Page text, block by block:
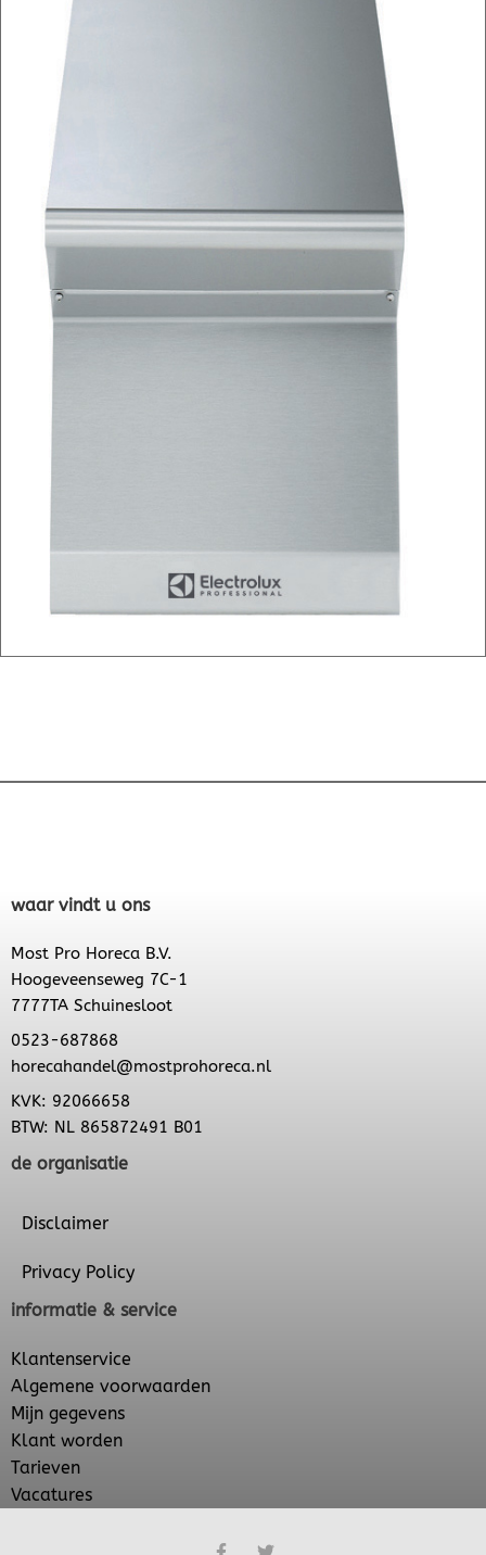
waar vindt u ons
Most Pro Horeca B.V.
Hoogeveenseweg 7C-1
7777TA Schuinesloot
0523-687868
horecahandel@mostprohoreca.nl
KVK: 92066658
BTW: NL 865872491 B01
de organisatie
Disclaimer
Privacy Policy
informatie & service
Klantenservice
Algemene voorwaarden
Mijn gegevens
Klant worden
Tarieven
Vacatures